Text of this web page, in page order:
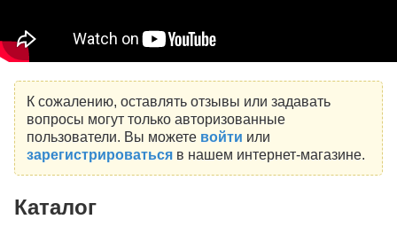
К сожалению, оставлять отзывы или задавать
вопросы могут только авторизованные
пользователи. Вы можете войти или
зарегистрироватьсяв нашем интернет-магазине.
Каталог